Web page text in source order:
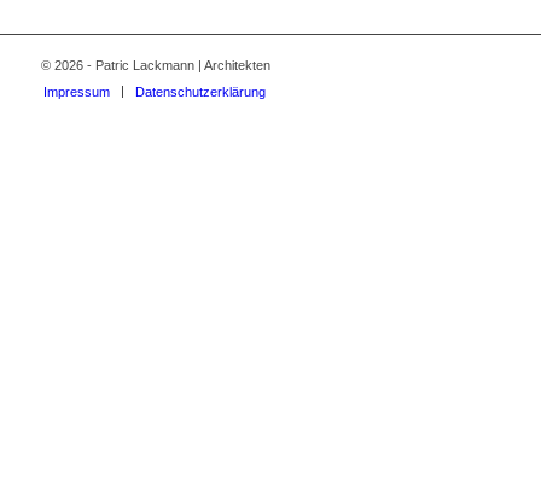
© 2026 - Patric Lackmann | Architekten
Impressum
Datenschutzerklärung